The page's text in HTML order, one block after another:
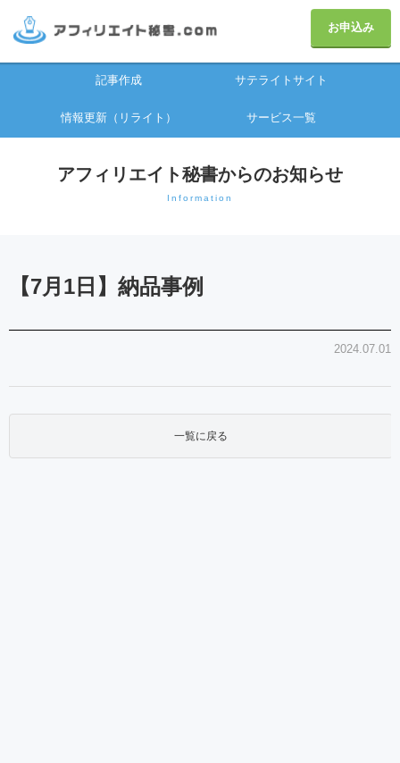
お申込み
記事作成 サテライトサイト
情報更新（リライト） サービス一覧
アフィリエイト秘書からのお知らせ
Information
【7月1日】納品事例
2024.07.01
一覧に戻る